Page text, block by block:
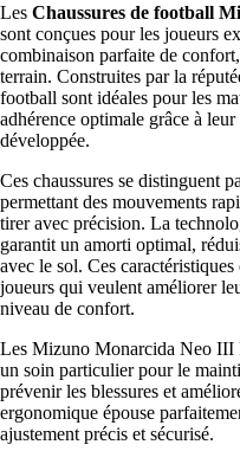
Les Chaussures de football
sont conçues pour les joueurs
combinaison parfaite de
terrain. Construites par la
football sont idéales pour les
adhérence optimale grâce à
développée.
Ces chaussures se distinguent
permettant des mouvements
tirer avec précision. La
garantit un amorti optimal,
avec le sol. Ces
joueurs qui veulent améliorer
niveau de confort.
Les Mizuno Monarcida Neo III
un soin particulier pour le
prévenir les blessures et
ergonomique épouse
ajustement précis et sécurisé.